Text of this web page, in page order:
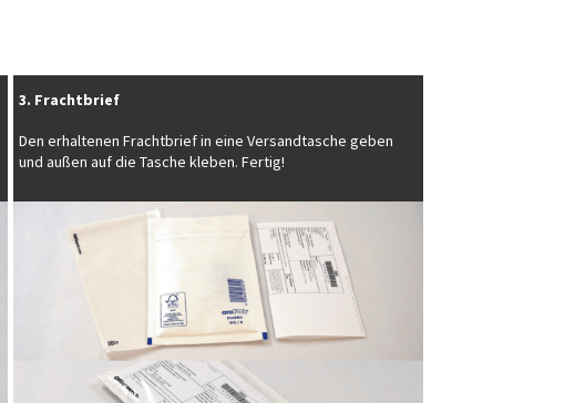
3. Frachtbrief
Den erhaltenen Frachtbrief in eine Versandtasche geben
und außen auf die Tasche kleben. Fertig!